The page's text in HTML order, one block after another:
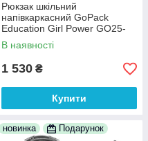
Рюкзак шкільний
напівкаркасний GoPack
Education Girl Power GO25-
165M-1
В наявності
1 530 ₴
Купити
новинка Подарунок